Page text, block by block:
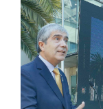
05